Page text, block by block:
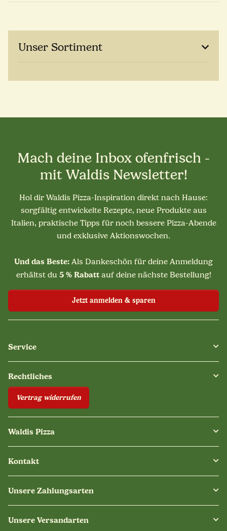
Unser Sortiment
Mach deine Inbox ofenfrisch -
mit Waldis Newsletter!
Hol dir Waldis Pizza-Inspiration direkt nach Hause:
sorgfältig entwickelte Rezepte, neue Produkte aus
Italien, praktische Tipps für noch bessere Pizza-Abende
und exklusive Aktionswochen.
Und das Beste: Als Dankeschön für deine Anmeldung
erhältst du 5 % Rabattauf deine nächste Bestellung!
Jetzt anmelden & sparen
Service
Rechtliches
Vertrag widerrufen
Waldis Pizza
Kontakt
Unsere Zahlungsarten
Unsere Versandarten